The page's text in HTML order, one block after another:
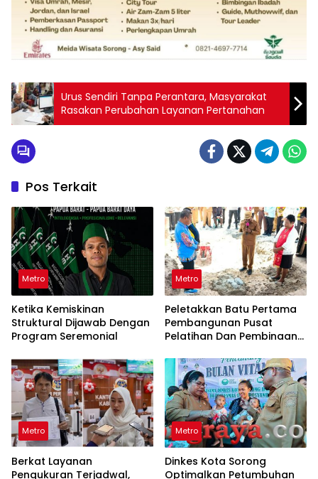
Urus Sendiri Tanpa Perantara, Masyarakat
Rasakan Perubahan Layanan Pertanahan
Pos Terkait
Metro
Ketika Kemiskinan
Struktural Dijawab Dengan
Program Seremonial
Metro
Peletakkan Batu Pertama
Pembangunan Pusat
Pelatihan Dan Pembinaan
Metro
Berkat Layanan
Pengukuran Terjadwal,
Metro
Dinkes Kota Sorong
Optimalkan Petumbuhan